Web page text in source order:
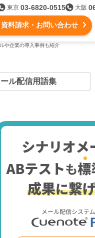
（キントーン）メール配信
SNSプロモーション支援事業
（当社グループ企業）
資料請求・お問い合わせ
東京 03-6820-0515 大阪
や企業の導入事例も紹介
ール配信用語集